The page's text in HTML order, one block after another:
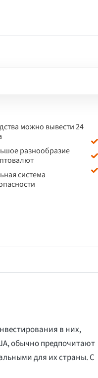
можно вывести 24
разнообразие
система
в них,
обычно предпочитают
для их страны. С